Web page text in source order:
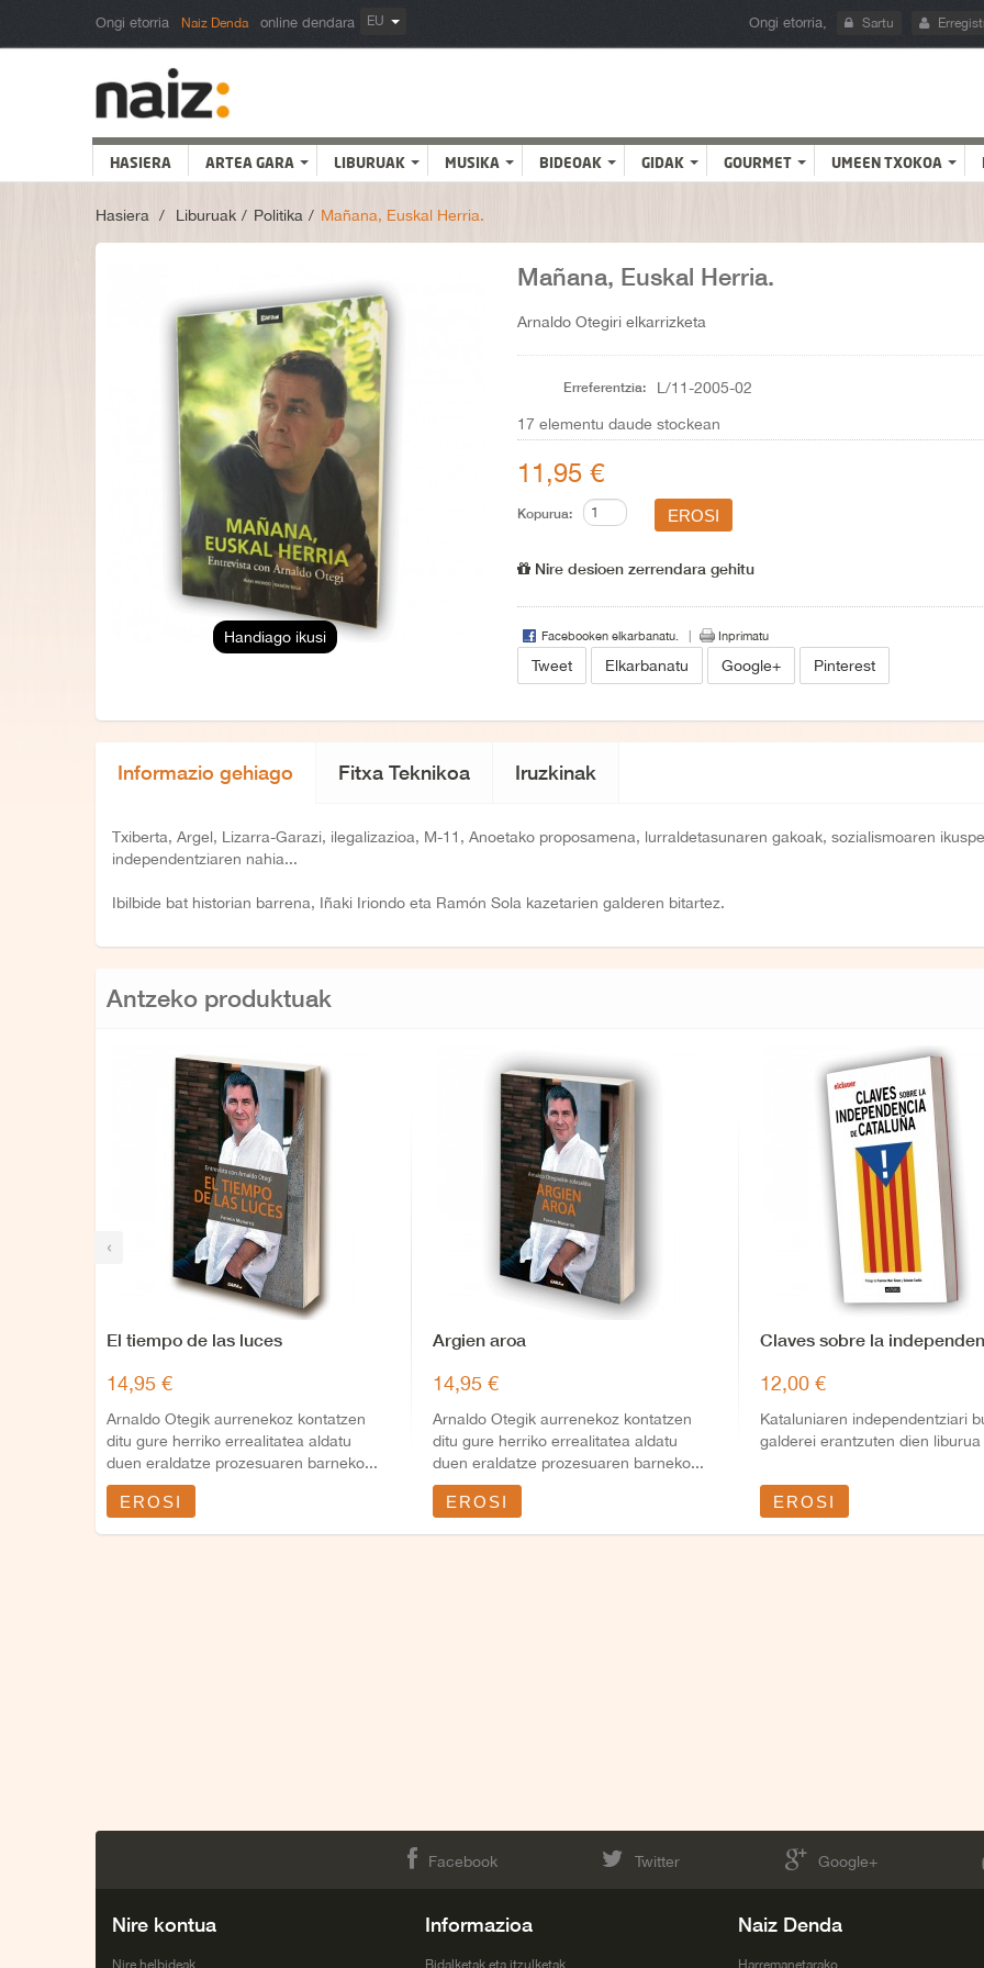
Ongi etorria Naiz Denda online dendara Ongi etorria, Sartu
EU
HASIERA ARTEA GARA LIBURUAK MUSIKA BIDEOAK GIDAK GOURMET UMEEN TXOKOA
Hasiera > Liburuak > Politika > Mañana, Euskal Herria.
Handiago ikusi
Mañana, Euskal Herria.
Arnaldo Otegiri elkarrizketa
Erreferentzia: L/11-2005-02
17 elementu daude stockean
11,95 €
Kopurua:
Nire desioen zerrendara gehitu
Facebooken elkarbanatu. Inprimatu
Tweet Elkarbanatu Google+ Pinterest
Informazio gehiago Fitxa Teknikoa Iruzkinak
Txiberta, Argel, Lizarra-Garazi, ilegalizazioa, M-11, Anoetako proposamena, lurraldetasunaren gakoak, sozialismoaren
independentziaren nahia...
Ibilbide bat historian barrena, Iñaki Iriondo eta Ramón Sola kazetarien galderen bitartez.
Antzeko produktuak
‹
El tiempo de las luces
14,95 €
Arnaldo Otegik aurrenekoz kontatzen
ditu gure herriko errealitatea aldatu
duen eraldatze prozesuaren barneko...
EROSI
Argien aroa
14,95 €
Arnaldo Otegik aurrenekoz kontatzen
ditu gure herriko errealitatea aldatu
duen eraldatze prozesuaren barneko...
EROSI
Claves sobre la
12,00 €
Kataluniaren independentziari
galderei erantzuten dien liburua
EROSI
Facebook Twitter Google+
Nire kontua
Nire helbideak
Informazioa
Bidalketak eta itzulketak
Naiz Denda
Harremanetarako